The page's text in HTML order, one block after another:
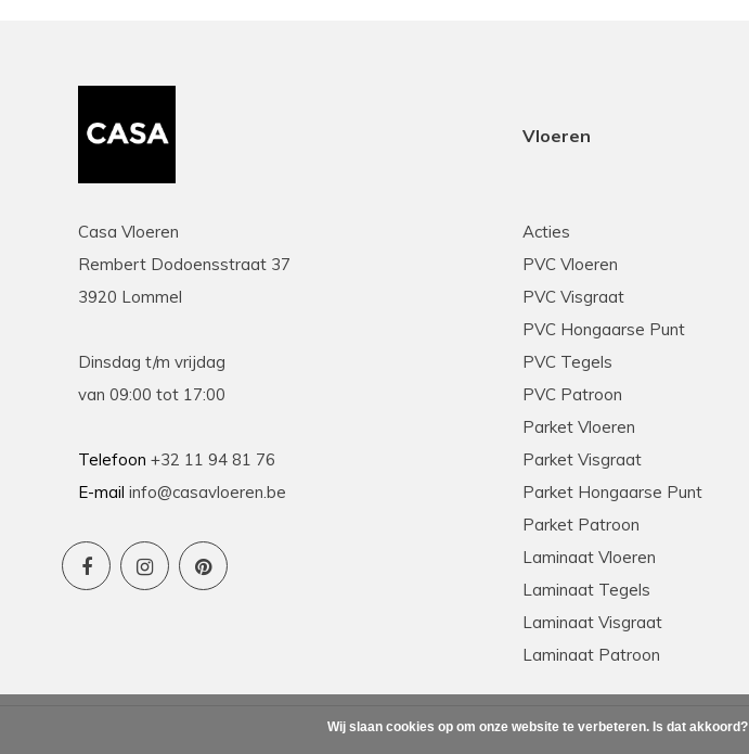
Casa Vloeren
Rembert Dodoensstraat 37
3920 Lommel
Dinsdag t/m vrijdag
van 09:00 tot 17:00
Telefoon +32 11 94 81 76
E-mail info@casavloeren.be
Vloeren
Acties
PVC Vloeren
PVC Visgraat
PVC Hongaarse Punt
PVC Tegels
PVC Patroon
Parket Vloeren
Parket Visgraat
Parket Hongaarse Punt
Parket Patroon
Laminaat Vloeren
Laminaat Tegels
Laminaat Visgraat
Laminaat Patroon
Wij slaan cookies op om onze website te verbeteren. Is dat akkoord?